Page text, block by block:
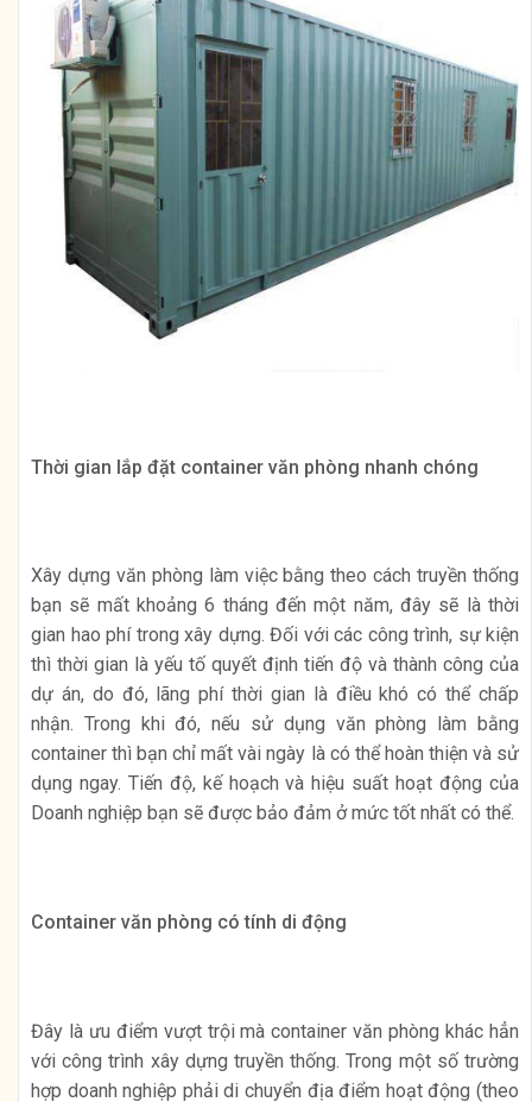
Thời gian lắp đặt container văn phòng nhanh chóng
Xây dựng văn phòng làm việc bằng theo cách truyền thống
bạn sẽ mất khoảng 6 tháng đến một năm, đây sẽ là thời
gian hao phí trong xây dựng. Đối với các công trình, sự kiện
thì thời gian là yếu tố quyết định tiến độ và thành công của
dự án, do đó, lãng phí thời gian là điều khó có thể chấp
nhận. Trong khi đó, nếu sử dụng văn phòng làm bằng
container thì bạn chỉ mất vài ngày là có thể hoàn thiện và sử
dụng ngay. Tiến độ, kế hoạch và hiệu suất hoạt động của
Doanh nghiệp bạn sẽ được bảo đảm ở mức tốt nhất có thể.
Container văn phòng có tính di động
Đây là ưu điểm vượt trội mà container văn phòng khác hẳn
với công trình xây dựng truyền thống. Trong một số trường
hợp doanh nghiệp phải di chuyển địa điểm hoạt động (theo